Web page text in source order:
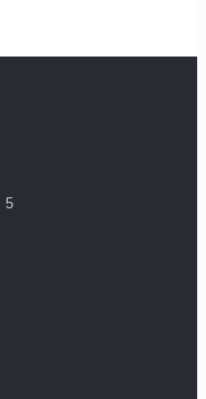
5